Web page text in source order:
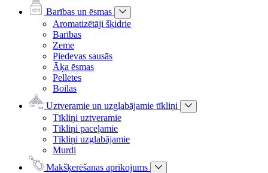
Barības un ēsmas
Aromatizētāji šķidrie
Barības
Zeme
Piedevas sausās
Āķa ēsmas
Pelletes
Boilas
Uztveramie un uzglabājamie tīkliņi
Tīkliņi uztveramie
Tīkliņi paceļamie
Tīkliņi uzglabājamie
Murdi
Makšķerēšanas aprīkojums